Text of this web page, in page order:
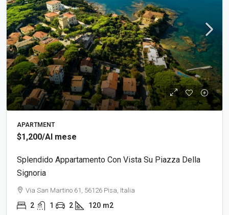
APARTMENT
$1,200/Al mese
Splendido Appartamento Con Vista Su Piazza Della
Signoria
Via San Martino 61, 56126 Pisa, Italia
2 1 2 120 m2